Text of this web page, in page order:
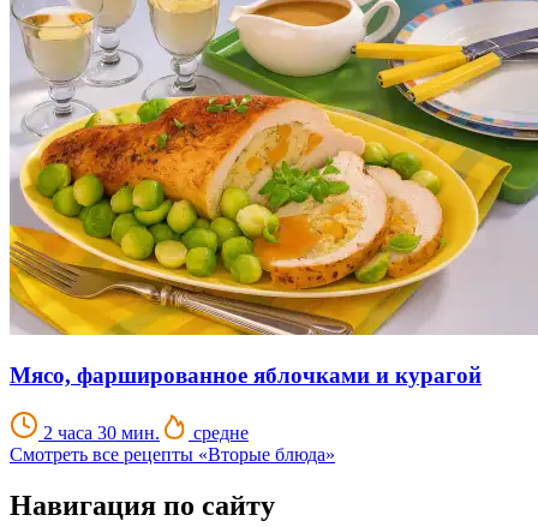
Мясо, фаршированное яблочками и курагой
2 часа 30 мин.
средне
Смотреть все рецепты «Вторые блюда»
Навигация по сайту